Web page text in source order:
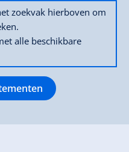
zoekvak hierboven om
alle beschikbare